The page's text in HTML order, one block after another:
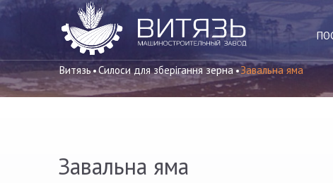
Витязь Силоси для зберігання зерна Завальна яма
Завальна яма